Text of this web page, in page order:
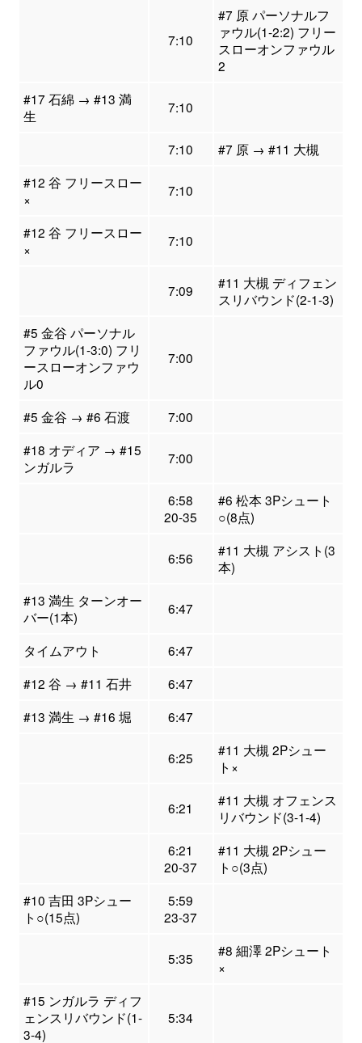
7:10
#7 原 パーソナルフ
ァウル(1-2:2) フリー
スローオンファウル
2
#17 石綿 → #13 満
生
7:10
7:10
#7 原 → #11 大槻
#12 谷 フリースロー
×
7:10
#12 谷 フリースロー
×
7:10
7:09
#11 大槻 ディフェン
スリバウンド(2-1-3)
#5 金谷 パーソナル
ファウル(1-3:0) フリ
ースローオンファウ
ル0
7:00
#5 金谷 → #6 石渡
7:00
#18 オディア → #15
ンガルラ
7:00
6:58
20-35
#6 松本 3Pシュート
○(8点)
6:56
#11 大槻 アシスト(3
本)
#13 満生 ターンオー
バー(1本)
6:47
タイムアウト
6:47
#12 谷 → #11 石井
6:47
#13 満生 → #16 堀
6:47
6:25
#11 大槻 2Pシュー
ト×
6:21
#11 大槻 オフェンス
リバウンド(3-1-4)
6:21
20-37
#11 大槻 2Pシュー
ト○(3点)
#10 吉田 3Pシュー
ト○(15点)
5:59
23-37
5:35
#8 細澤 2Pシュート
×
#15 ンガルラ ディフ
ェンスリバウンド(1-
3-4)
5:34